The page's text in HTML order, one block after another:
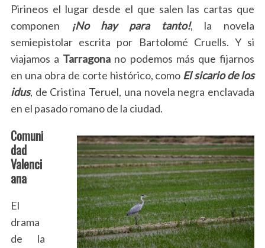
Pirineos el lugar desde el que salen las cartas que
componen
¡No hay para tanto!, la novela
semiepistolar escrita por Bartolomé Cruells. Y si
viajamos a Tarragona no podemos más que fijarnos
en una obra de corte histórico, como El sicario de los
idus, de Cristina Teruel, una novela negra enclavada
en el pasado romano de la ciudad.
Comuni
dad
Valenci
ana
El
drama
de la